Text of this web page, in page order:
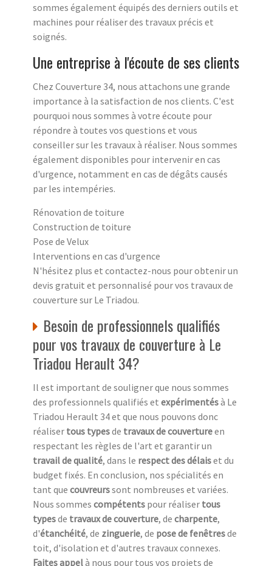
sommes également équipés des derniers outils et
machines pour réaliser des travaux précis et
soignés.
Une entreprise à l'écoute de ses clients
Chez Couverture 34, nous attachons une grande
importance à la satisfaction de nos clients. C'est
pourquoi nous sommes à votre écoute pour
répondre à toutes vos questions et vous
conseiller sur les travaux à réaliser. Nous sommes
également disponibles pour intervenir en cas
d'urgence, notamment en cas de dégâts causés
par les intempéries.
Rénovation de toiture
Construction de toiture
Pose de Velux
Interventions en cas d'urgence
N'hésitez plus et contactez-nous pour obtenir un
devis gratuit et personnalisé pour vos travaux de
couverture sur Le Triadou.
Besoin de professionnels qualifiés
pour vos travaux de couverture à Le
Triadou Herault 34?
Il est important de souligner que nous sommes
des professionnels qualifiés et expérimentésà Le
Triadou Herault 34 et que nous pouvons donc
réaliser tous typesde travaux de couvertureen
respectant les règles de l'art et garantir un
travail de qualité, dans le respect des délaiset du
budget fixés. En conclusion, nos spécialités en
tant que couvreurssont nombreuses et variées.
Nous sommes compétents pour réaliser tous
typesde travaux de couverture, de charpente,
d'étanchéité, de zinguerie, de pose de fenêtresde
toit, d'isolation et d'autres travaux connexes.
Faites appelà nous pour tous vos projets de